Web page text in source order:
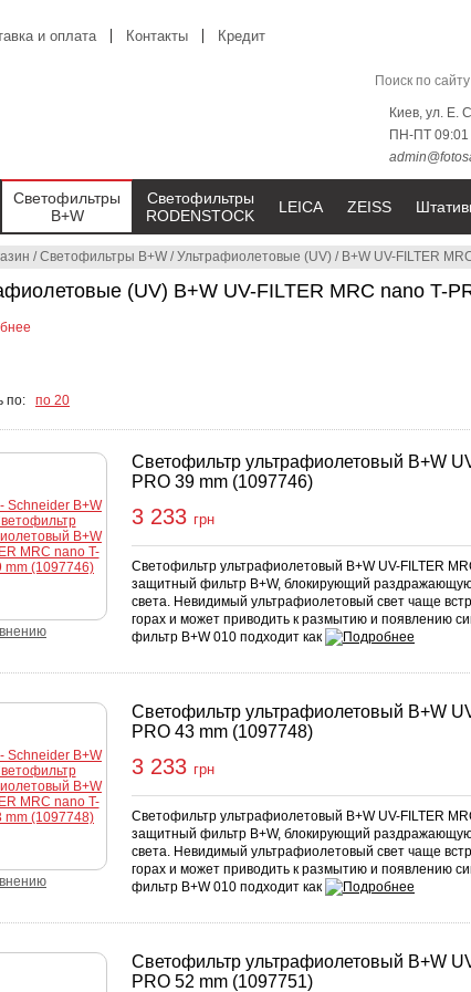
/Светофильтры B+W /Ультрафиолетовые (UV) / B+W UV-FILTER
(UV) B+W UV-FILTER MRC nano T-
по: по 20
Светофильтр ультрафиолетовый B+W
PRO 39 mm (1097746)
3 233 грн
Купить
Светофильтр ультрафиолетовый B+W UV-FILTER
защитный фильтр B+W, блокирующий
света. Невидимый ультрафиолетовый свет чаще
горах и может приводить к размытию и появлению
фильтр B+W 010 подходит как
Светофильтр ультрафиолетовый B+W
PRO 43 mm (1097748)
3 233 грн
Купить
Светофильтр ультрафиолетовый B+W UV-FILTER
защитный фильтр B+W, блокирующий
света. Невидимый ультрафиолетовый свет чаще
горах и может приводить к размытию и появлению
фильтр B+W 010 подходит как
Светофильтр ультрафиолетовый B+W
PRO 52 mm (1097751)
и оплата Контакты Кредит
Киев, ул. Е.
ПН-ПТ 09:01
Светофильтры
B+W
Светофильтры
RODENSTOCK
LEICA ZEISS